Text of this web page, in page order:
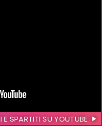
SPARTITI SU YOUTUBE